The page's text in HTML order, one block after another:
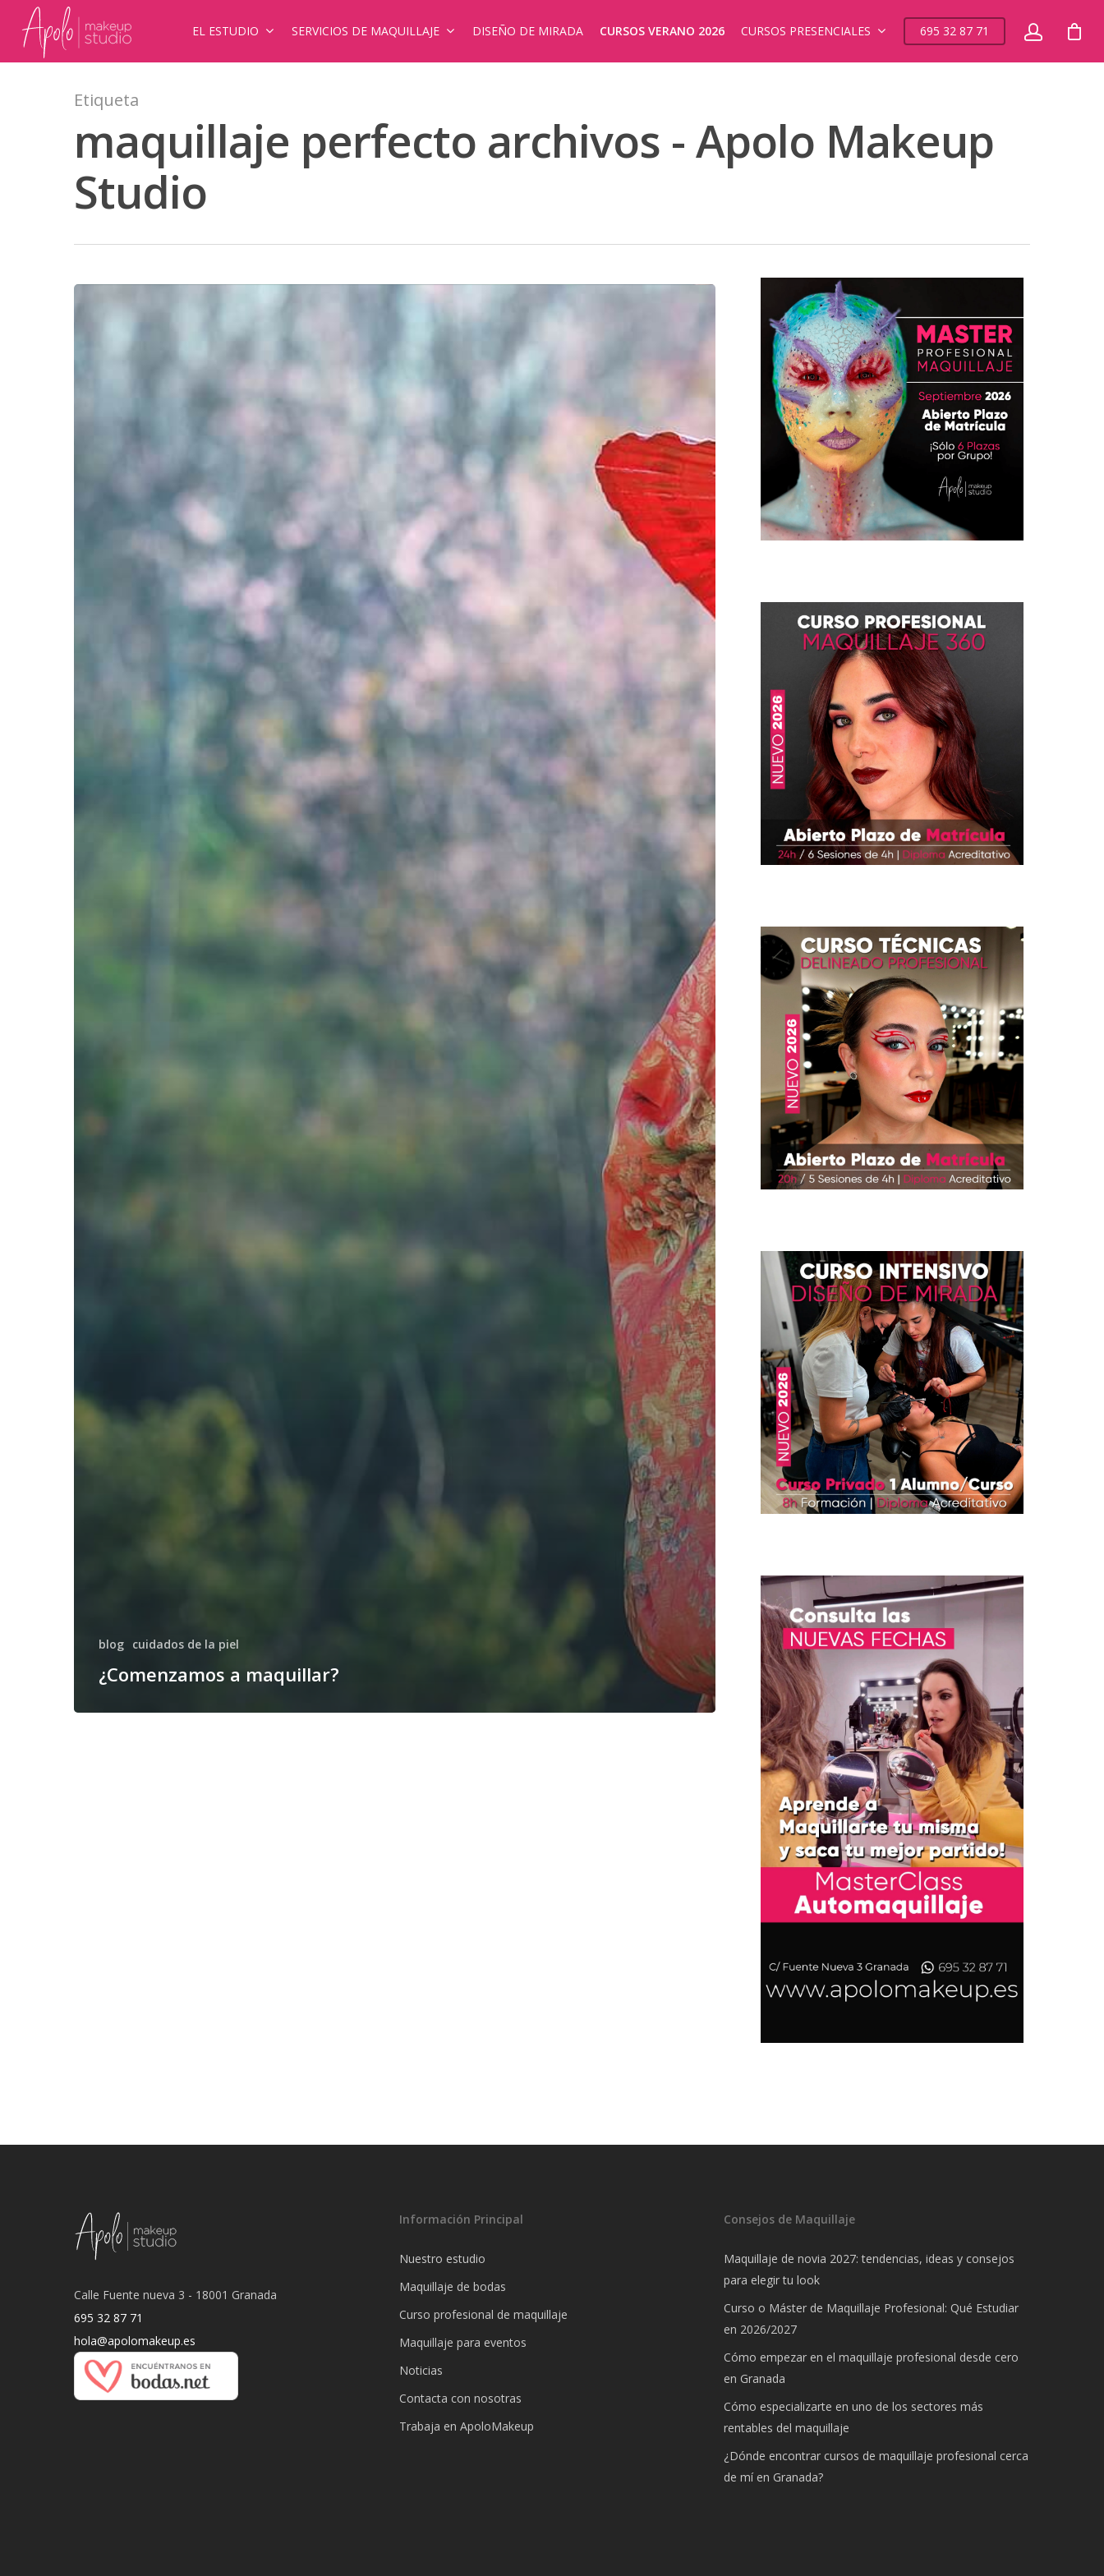
EL ESTUDIO SERVICIOS DE MAQUILLAJE DISEÑO DE MIRADA CURSOS VERANO 2026 CURSOS PRESENCIALES 695 32 87 71
Etiqueta
maquillaje perfecto archivos - Apolo Makeup
Studio
blog cuidados de la piel
¿Comenzamos a maquillar?
Calle Fuente nueva 3 - 18001 Granada
695 32 87 71
hola@apolomakeup.es
Información Principal
Nuestro estudio
Maquillaje de bodas
Curso profesional de maquillaje
Maquillaje para eventos
Noticias
Contacta con nosotras
Trabaja en ApoloMakeup
Consejos de Maquillaje
Maquillaje de novia 2027: tendencias, ideas y consejos
para elegir tu look
Curso o Máster de Maquillaje Profesional: Qué Estudiar
en 2026/2027
Cómo empezar en el maquillaje profesional desde cero
en Granada
Cómo especializarte en uno de los sectores más
rentables del maquillaje
¿Dónde encontrar cursos de maquillaje profesional cerca
de mí en Granada?